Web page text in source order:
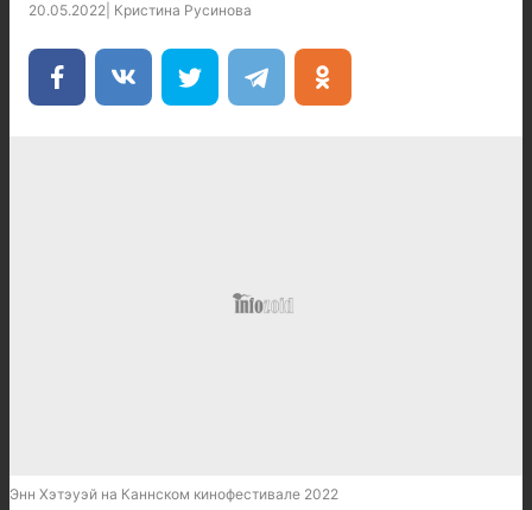
20.05.2022 Кристина Русинова
Энн Хэтэуэй на Каннском кинофестивале 2022